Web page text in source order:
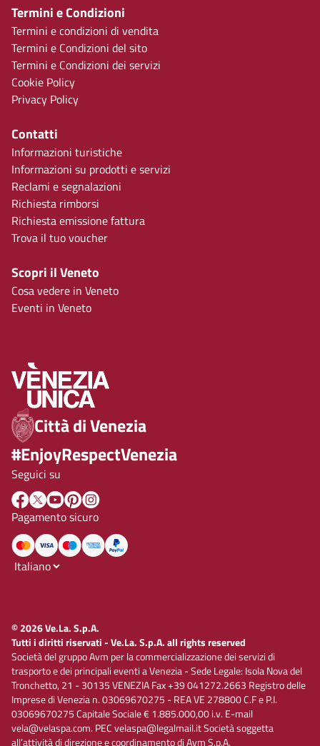
Termini e Condizioni
Termini e condizioni di vendita
Termini e Condizioni del sito
Termini e Condizioni dei servizi
Cookie Policy
Privacy Policy
Contatti
Informazioni turistiche
Informazioni su prodotti e servizi
Reclami e segnalazioni
Richiesta rimborsi
Richiesta emissione fattura
Trova il tuo voucher
Scopri il Veneto
Cosa vedere in Veneto
Eventi in Veneto
Città di Venezia
#EnjoyRespectVenezia
Seguici su
Pagamento sicuro
© 2026 Ve.La. S.p.A.
Tutti i diritti riservati - Ve.La. S.p.A. all rights reserved
Società del gruppo Avm per la commercializzazione dei servizi di
trasporto e dei principali eventi a Venezia - Sede Legale: Isola Nova del
Tronchetto, 21 - 30135 VENEZIA Fax +39 041272.2663 Registro delle
Imprese di Venezia n. 03069670275 - REA VE 278800 C.F e P.I.
03069670275 Capitale Sociale € 1.885.000,00 i.v. E-mail
vela@velaspa.com. PEC velaspa@legalmail.it Società soggetta
all’attività di direzione e coordinamento di Avm S.p.A.